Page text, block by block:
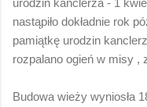
nastąpiło dokładnie rok
pamiątkę urodzin
rozpalano ogień w misy ,
Budowa wieży wyniosła